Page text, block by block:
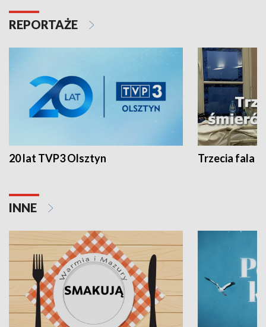
REPORTAŻE
20 lat TVP3 Olsztyn Trzecia fala -
INNE